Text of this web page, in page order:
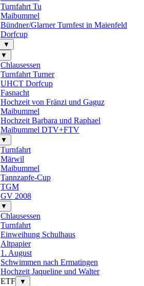
Turnfahrt Tu
Maibummel
Bündner/Glarner Turnfest in Maienfeld
Dorfcup
▼
▼
Chlausessen
Turnfahrt Turner
UHCT Dorfcup
Fasnacht
Hochzeit von Fränzi und Gaguz
Maibummel
Hochzeit Barbara und Raphael
Maibummel DTV+FTV
▼
Turnfahrt
Märwil
Maibummel
Tannzapfe-Cup
TGM
GV 2008
▼
Chlausessen
Turnfahrt
Einweihung Schulhaus
Altpapier
1. August
Schwimmen nach Ermatingen
Hochzeit Jaqueline und Walter
ETF
▼